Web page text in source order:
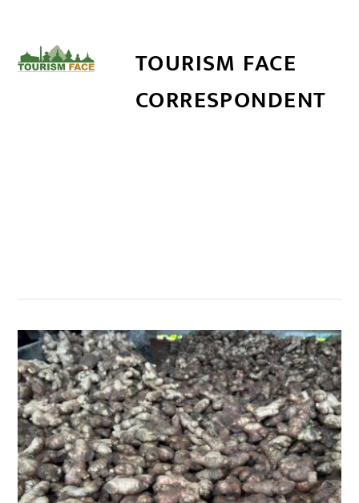
TOURISM FACE
CORRESPONDENT
,